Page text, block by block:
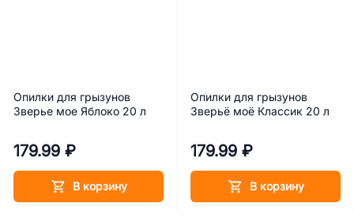
Опилки для грызунов
Зверье мое Яблоко 20 л
179.99 ₽
В корзину
Опилки для грызунов
Зверьё моё Классик 20 л
179.99 ₽
В корзину